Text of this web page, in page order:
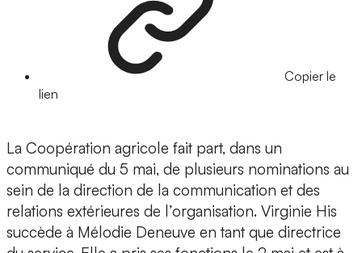
Copier le
lien
La Coopération agricole fait part, dans un
communiqué du 5 mai, de plusieurs nominations au
sein de la direction de la communication et des
relations extérieures de l’organisation. Virginie His
succède à Mélodie Deneuve en tant que directrice